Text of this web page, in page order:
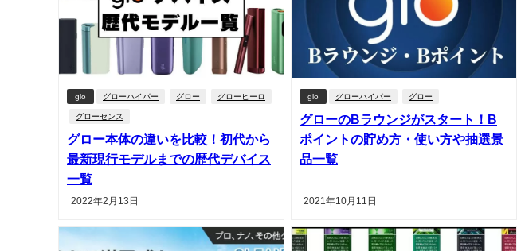
glo グローハイパー グロー グローヒーロ
グローセンス
グロー本体の違いを比較！初代から
最新現行モデルまでの歴代デバイス
一覧
2022年2月13日
glo グローハイパー グロー
グローのBラウンジがスタート！B
ポイントの貯め方・使い方や抽選景
品一覧
2021年10月11日